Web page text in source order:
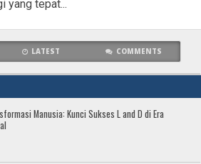
yang tepat...
LATEST COMMENTS
Manusia: Kunci Sukses L and D di Era